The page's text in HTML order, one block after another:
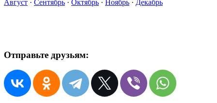
Август · Сентябрь · Октябрь · Ноябрь · Декабрь
Отправьте друзьям: